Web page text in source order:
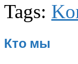
Tags:
Кто мы